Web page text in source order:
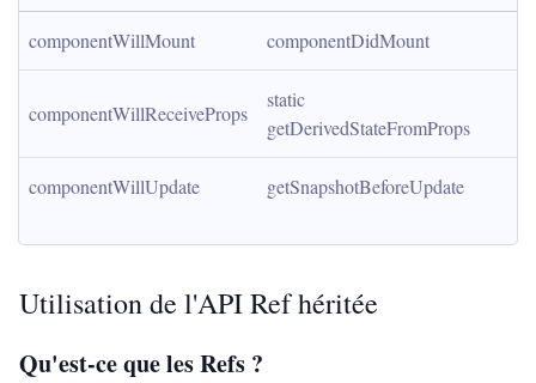
componentWillMount componentDidMount
componentWillReceiveProps
static
getDerivedStateFromProps
componentWillUpdate getSnapshotBeforeUpdate
Utilisation de l'API Ref héritée
Qu'est-ce que les Refs ?